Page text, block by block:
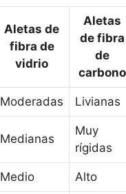
Aletas de
fibra de
vidrio
Aletas
de fibra
de
carbono
Moderadas Livianas
Medianas
Muy
rígidas
Medio Alto